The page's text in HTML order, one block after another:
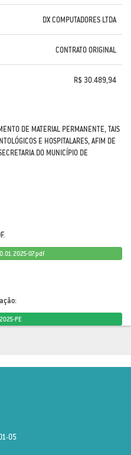
DX COMPUTADORES LTDA
CONTRATO ORIGINAL
R$ 30.489,94
DE MATERIAL PERMANENTE, TAIS
E HOSPITALARES, AFIM DE
DO MUNICÍPIO DE
07.pdf
PE
05